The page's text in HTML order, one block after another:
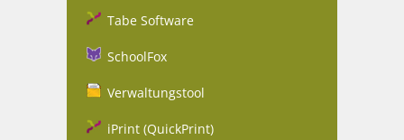
Tabe Software
SchoolFox
Verwaltungstool
iPrint (QuickPrint)